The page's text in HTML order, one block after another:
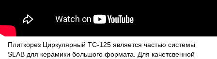
Плиткорез Циркулярный TC-125 является частью системы
SLAB для керамики большого формата. Для качетсвенной